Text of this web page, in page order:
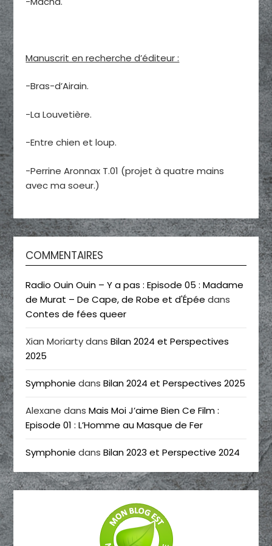
Manuscrit en recherche d’éditeur :
-Bras-d’Airain.
-La Louvetière.
-Entre chien et loup.
-Perrine Aronnax T.01 (projet à quatre mains
avec ma soeur.)
COMMENTAIRES
Radio Ouin Ouin – Y a pas : Episode 05 : Madame
de Murat – De Cape, de Robe et d'Épée dans
Contes de fées queer
Xian MoriartydansBilan 2024 et Perspectives
2025
Symphonie dansBilan 2024 et Perspectives 2025
Alexane dansMais Moi J’aime Bien Ce Film :
Episode 01 : L’Homme au Masque de Fer
Symphonie dansBilan 2023 et Perspective 2024